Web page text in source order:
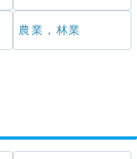
農業，林業